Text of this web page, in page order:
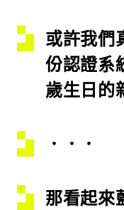
或許我們
份認證系
歲生日的
．．．
那看起來